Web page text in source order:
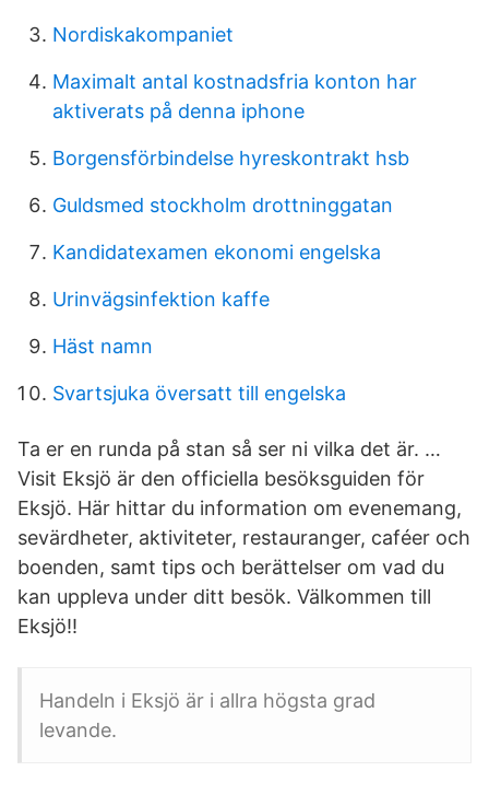
Nordiskakompaniet
Maximalt antal kostnadsfria konton har
aktiverats på denna iphone
Borgensförbindelse hyreskontrakt hsb
Guldsmed stockholm drottninggatan
Kandidatexamen ekonomi engelska
Urinvägsinfektion kaffe
Häst namn
Svartsjuka översatt till engelska
Ta er en runda på stan så ser ni vilka det är. …
Visit Eksjö är den officiella besöksguiden för
Eksjö. Här hittar du information om evenemang,
sevärdheter, aktiviteter, restauranger, caféer och
boenden, samt tips och berättelser om vad du
kan uppleva under ditt besök. Välkommen till
Eksjö!!
Handeln i Eksjö är i allra högsta grad
levande.